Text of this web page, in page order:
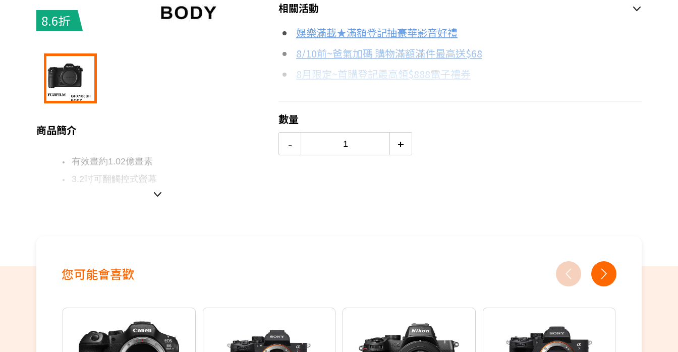
8.6折
商品簡介
有效畫約1.02億畫素
3.2吋可翻觸控式螢幕
IBIS五軸8級機身防手震
信用卡分期
分期數
3期 0利率
12期 0利率
每期金額
$56,633
$14,158
配合銀行/業者
18家銀行/業者
相關活動
娛樂滿載★滿額登記抽豪華影音好禮
8/10前~爸氣加碼 購物滿額滿件最高送$68
8月限定~首購登記最高領$888電子禮券
更多信用卡分期0利率滿額享回饋
推薦SONY Vlog相機→點我看達人教你買
數量
- +
您可能會喜歡